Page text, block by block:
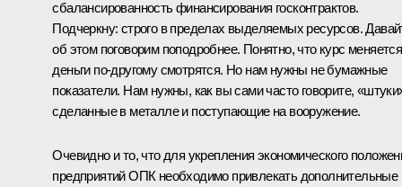
сбалансированность финансирования госконтрактов.
Подчеркну: строго в пределах выделяемых ресурсов.
об этом поговорим поподробнее. Понятно, что курс
деньги по‑другому смотрятся. Но нам нужны не бумажные
показатели. Нам нужны, как вы сами часто говорите,
сделанные в металле и поступающие на вооружение.
Очевидно и то, что для укрепления экономического
предприятий ОПК необходимо привлекать дополнительные